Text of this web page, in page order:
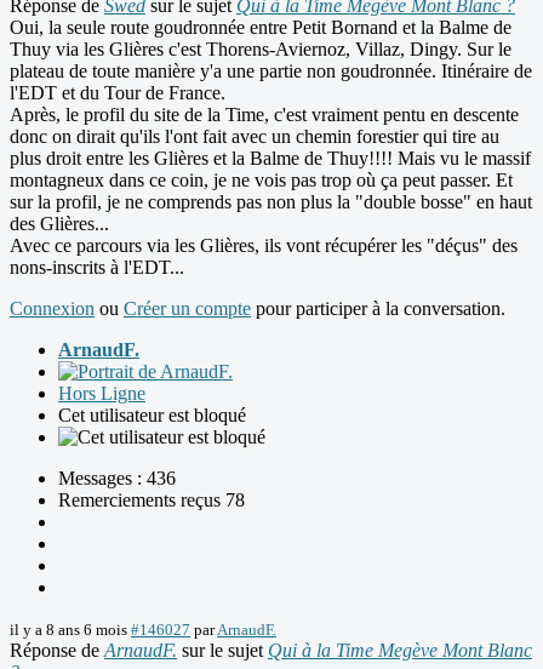
Réponse de Swed sur le sujet Qui à la Time Megève Mont Blanc ?
Oui, la seule route goudronnée entre Petit Bornand et la Balme de
Thuy via les Glières c'est Thorens-Aviernoz, Villaz, Dingy. Sur le
plateau de toute manière y'a une partie non goudronnée. Itinéraire de
l'EDT et du Tour de France.
Après, le profil du site de la Time, c'est vraiment pentu en descente
donc on dirait qu'ils l'ont fait avec un chemin forestier qui tire au
plus droit entre les Glières et la Balme de Thuy!!!! Mais vu le massif
montagneux dans ce coin, je ne vois pas trop où ça peut passer. Et
sur la profil, je ne comprends pas non plus la "double bosse" en haut
des Glières...
Avec ce parcours via les Glières, ils vont récupérer les "déçus" des
nons-inscrits à l'EDT...
Connexion ou Créer un compte pour participer à la conversation.
ArnaudF.
Hors Ligne
Cet utilisateur est bloqué
Messages : 436
Remerciements reçus 78
il y a 8 ans 6 mois #146027 parArnaudF.
Réponse de ArnaudF. sur le sujet Qui à la Time Megève Mont Blanc